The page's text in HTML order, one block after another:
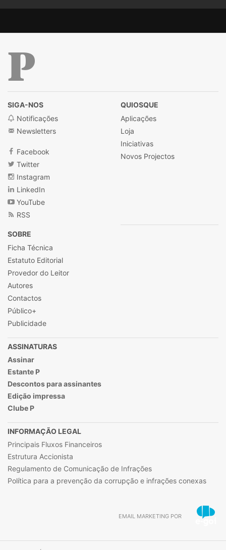
SIGA-NOS
Notificações
Newsletters
Facebook
Twitter
Instagram
LinkedIn
YouTube
RSS
QUIOSQUE
Aplicações
Loja
Iniciativas
Novos Projectos
SOBRE
Ficha Técnica
Estatuto Editorial
Provedor do Leitor
Autores
Contactos
Público+
Publicidade
ASSINATURAS
Assinar
Estante P
Descontos para assinantes
Edição impressa
Clube P
INFORMAÇÃO LEGAL
Principais Fluxos Financeiros
Estrutura Accionista
Regulamento de Comunicação de Infrações
Política para a prevenção da corrupção e infrações conexas
EMAIL MARKETING POR